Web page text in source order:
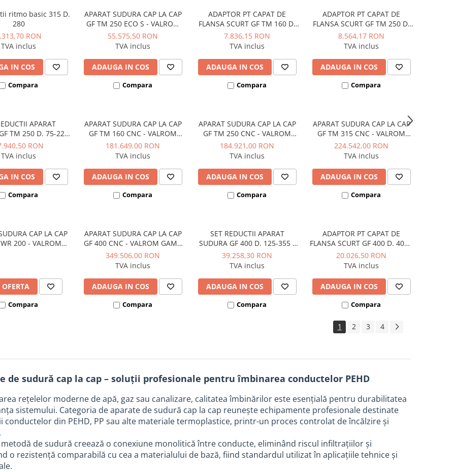
ritmo basic 315 D.
280
RON
TVA inclus
IN COS
Compara
APARAT SUDURA CAP LA CAP
GF TM 250 ECO S - VALROM
GAMA WaterKIT
55.575,50 RON
TVA inclus
ADAUGA IN COS
Compara
ADAPTOR PT CAPAT DE
FLANSA SCURT GF TM 160 D.
40-160 - VALROM GAMA
WaterKIT
7.836,15 RON
TVA inclus
ADAUGA IN COS
Compara
ADAPTOR PT CAPAT DE
FLANSA SCURT GF TM 250 D.
75-250 - VALROM GAMA
WaterKIT
8.564,17 RON
TVA inclus
ADAUGA IN COS
Compara
APARAT
TM 250 D. 75-225
GAMA WaterKIT
RON
TVA inclus
IN COS
Compara
APARAT SUDURA CAP LA CAP
GF TM 160 CNC - VALROM
GAMA WaterKIT
181.649,00 RON
TVA inclus
ADAUGA IN COS
Compara
APARAT SUDURA CAP LA CAP
GF TM 250 CNC - VALROM
GAMA WaterKIT
184.921,00 RON
TVA inclus
ADAUGA IN COS
Compara
APARAT SUDURA CAP LA CAP
GF TM 315 CNC - VALROM
GAMA WaterKIT
224.542,00 RON
TVA inclus
ADAUGA IN COS
Compara
CAP LA CAP
200 - VALROM
OFERTA
Compara
APARAT SUDURA CAP LA CAP
GF 400 CNC - VALROM GAMA
WaterKIT
349.506,00 RON
TVA inclus
ADAUGA IN COS
Compara
SET REDUCTII APARAT
SUDURA GF 400 D. 125-355 -
VALROM GAMA WaterKIT
39.258,30 RON
TVA inclus
ADAUGA IN COS
Compara
ADAPTOR PT CAPAT DE
FLANSA SCURT GF 400 D. 400 -
VALROM GAMA WaterKIT
20.026,50 RON
TVA inclus
ADAUGA IN COS
Compara
1 2 3 4
de sudură cap la cap – soluții profesionale pentru îmbinarea conductelor PEHD
rețelelor moderne de apă, gaz sau canalizare, calitatea îmbinărilor este esențială pentru durabilitatea
sistemului. Categoria de aparate de sudură cap la cap reunește echipamente profesionale destinate
conductelor din PEHD, PP sau alte materiale termoplastice, printr-un proces controlat de încălzire și
metodă de sudură creează o conexiune monolitică între conducte, eliminând riscul infiltrațiilor și
o rezistență comparabilă cu cea a materialului de bază, fiind standardul utilizat în aplicațiile tehnice și